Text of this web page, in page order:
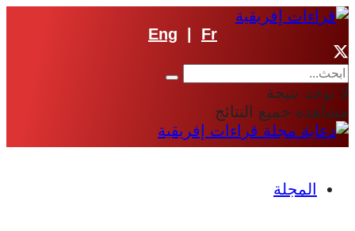
Eng Fr
لا توجد نتيجة
مشاهدة جميع النتائج
المجلة